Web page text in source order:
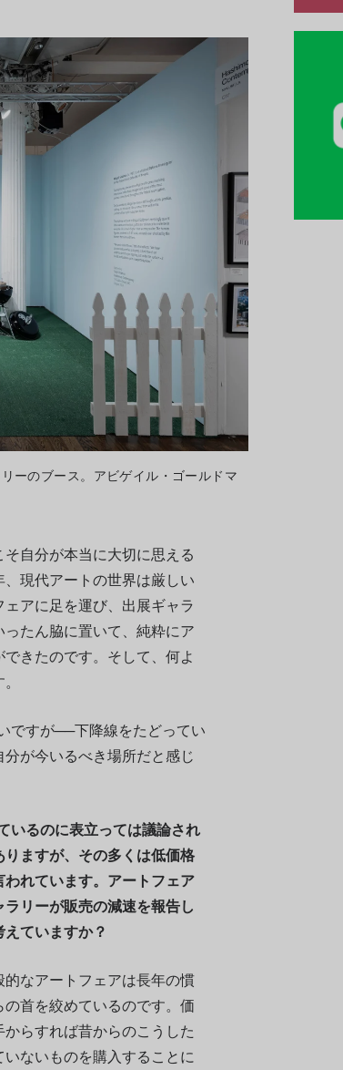
ーのブース。アビゲイル・ゴールドマ
自分が本当に大切に思える
現代アートの世界は厳しい
アに足を運び、出展ギャラ
たん脇に置いて、純粋にア
きたのです。そして、何よ
ですが──下降線をたどってい
が今いるべき場所だと感じ
いるのに表立っては議論され
ますが、その多くは低価格
れています。アートフェア
リーが販売の減速を報告し
ていますか？
なアートフェアは長年の慣
首を絞めているのです。価
らすれば昔からのこうした
ないものを購入することに